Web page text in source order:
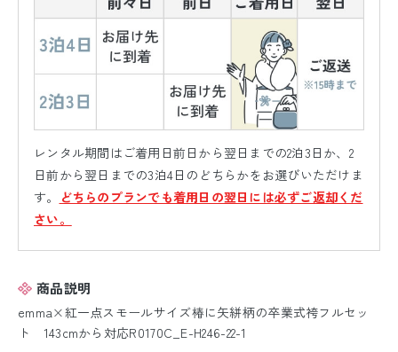
レンタル期間はご着用日前日から翌日までの2泊3日か、2
日前から翌日までの3泊4日のどちらかをお選びいただけま
す。
どちらのプランでも着用日の翌日には必ずご返却くだ
さい。
商品説明
emma×紅一点スモールサイズ椿に矢絣柄の卒業式袴フルセッ
ト 143cmから対応R0170C_E-H246-22-1